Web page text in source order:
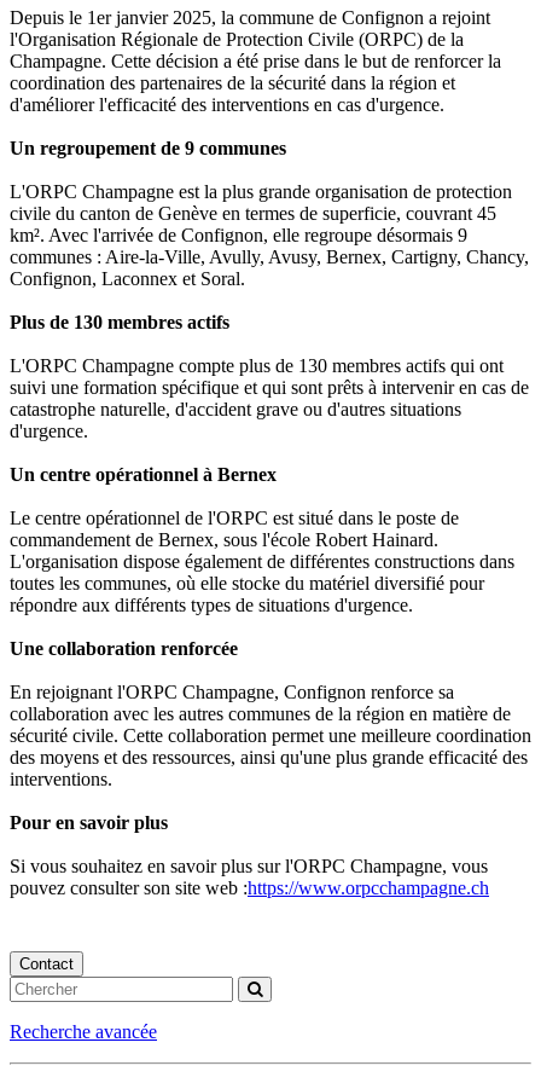
Depuis le 1er janvier 2025, la commune de Confignon a rejoint
l'Organisation Régionale de Protection Civile (ORPC) de la
Champagne. Cette décision a été prise dans le but de renforcer la
coordination des partenaires de la sécurité dans la région et
d'améliorer l'efficacité des interventions en cas d'urgence.
Un regroupement de 9 communes
L'ORPC Champagne est la plus grande organisation de protection
civile du canton de Genève en termes de superficie, couvrant 45
km². Avec l'arrivée de Confignon, elle regroupe désormais 9
communes : Aire-la-Ville, Avully, Avusy, Bernex, Cartigny, Chancy,
Confignon, Laconnex et Soral.
Plus de 130 membres actifs
L'ORPC Champagne compte plus de 130 membres actifs qui ont
suivi une formation spécifique et qui sont prêts à intervenir en cas de
catastrophe naturelle, d'accident grave ou d'autres situations
d'urgence.
Un centre opérationnel à Bernex
Le centre opérationnel de l'ORPC est situé dans le poste de
commandement de Bernex, sous l'école Robert Hainard.
L'organisation dispose également de différentes constructions dans
toutes les communes, où elle stocke du matériel diversifié pour
répondre aux différents types de situations d'urgence.
Une collaboration renforcée
En rejoignant l'ORPC Champagne, Confignon renforce sa
collaboration avec les autres communes de la région en matière de
sécurité civile. Cette collaboration permet une meilleure coordination
des moyens et des ressources, ainsi qu'une plus grande efficacité des
interventions.
Pour en savoir plus
Si vous souhaitez en savoir plus sur l'ORPC Champagne, vous
pouvez consulter son site web :https://www.orpcchampagne.ch
Contact
Recherche avancée